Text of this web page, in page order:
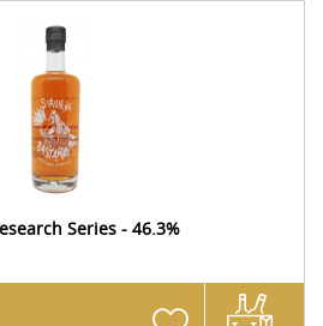
Series - 46.3%